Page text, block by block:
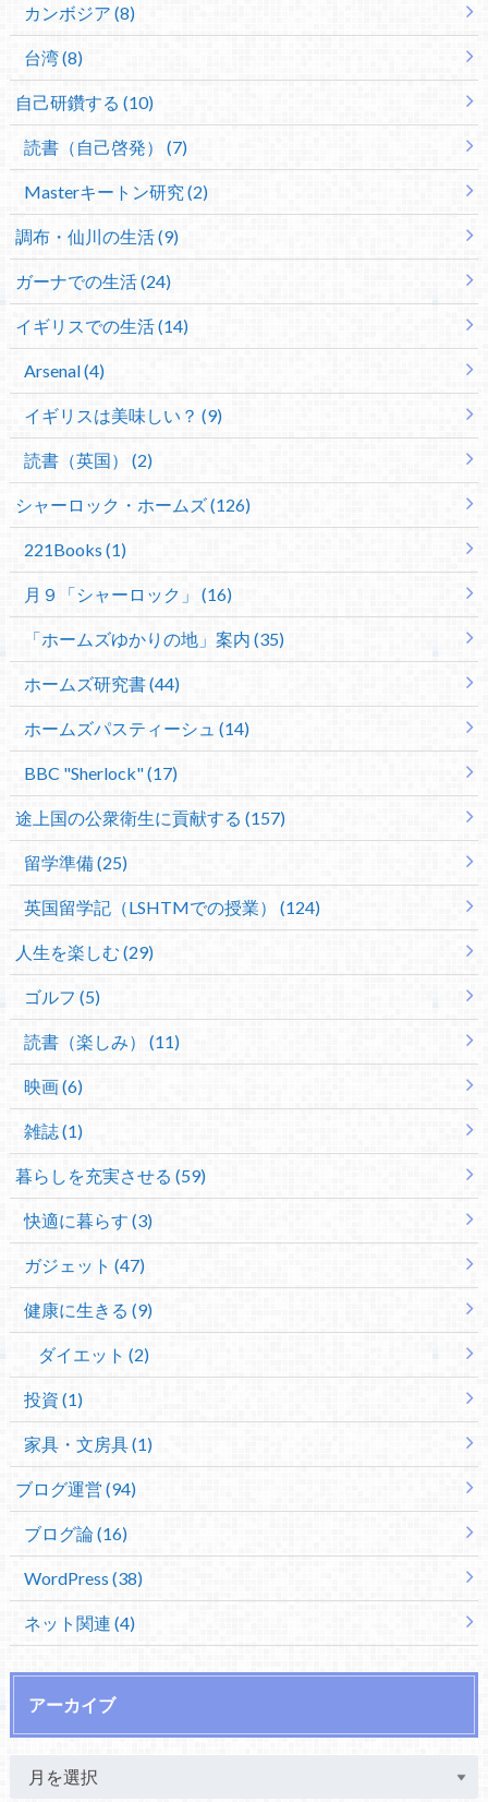
カンボジア (8)
台湾 (8)
自己研鑽する (10)
読書（自己啓発） (7)
Masterキートン研究 (2)
調布・仙川の生活 (9)
ガーナでの生活 (24)
イギリスでの生活 (14)
Arsenal (4)
イギリスは美味しい？ (9)
読書（英国） (2)
シャーロック・ホームズ (126)
221Books (1)
月９「シャーロック」 (16)
「ホームズゆかりの地」案内 (35)
ホームズ研究書 (44)
ホームズパスティーシュ (14)
BBC "Sherlock" (17)
途上国の公衆衛生に貢献する (157)
留学準備 (25)
英国留学記（LSHTMでの授業） (124)
人生を楽しむ (29)
ゴルフ (5)
読書（楽しみ） (11)
映画 (6)
雑誌 (1)
暮らしを充実させる (59)
快適に暮らす (3)
ガジェット (47)
健康に生きる (9)
ダイエット (2)
投資 (1)
家具・文房具 (1)
ブログ運営 (94)
ブログ論 (16)
WordPress (38)
ネット関連 (4)
アーカイブ